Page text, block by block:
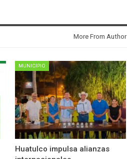
More From Author
MUNICIPIO
Huatulco impulsa alianzas